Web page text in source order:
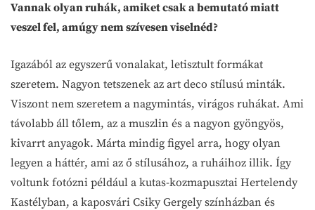
Vannak olyan ruhák, amiket csak a bemutató miatt
veszel fel, amúgy nem szívesen viselnéd?
Igazából az egyszerű vonalakat, letisztult formákat
szeretem. Nagyon tetszenek az art deco stílusú minták.
Viszont nem szeretem a nagymintás, virágos ruhákat. Ami
távolabb áll tőlem, az a muszlin és a nagyon gyöngyös,
kivarrt anyagok. Márta mindig figyel arra, hogy olyan
legyen a háttér, ami az ő stílusához, a ruháihoz illik. Így
voltunk fotózni például a kutas-kozmapusztai Hertelendy
Kastélyban, a kaposvári Csiky Gergely színházban és